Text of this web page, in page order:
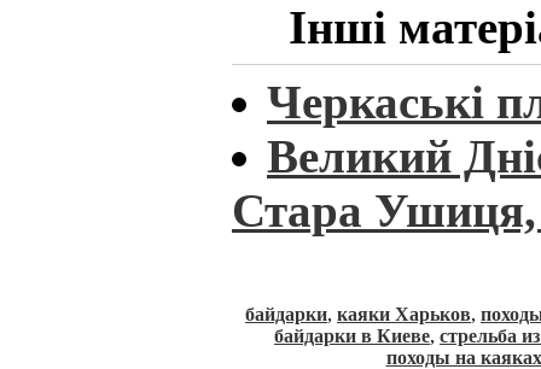
Інші
Черкаські
Великий
Стара Ушиця,
байдарки, каяки Харьков,
байдарки в Киеве, стрельба
походы на каяках